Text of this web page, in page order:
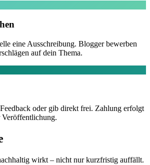
eine Ausschreibung. Blogger bewerben
auf dein Thema.
oder gib direkt frei. Zahlung erfolgt
Veröffentlichung.
wirkt – nicht nur kurzfristig auffällt.